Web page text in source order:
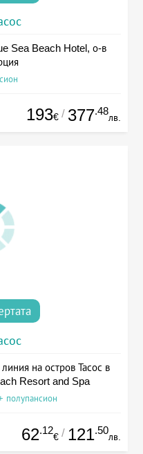
Sea Beach Hotel, о-в
193€ / 377.48
лв.
на остров Тасос в
Resort and Spa
полупансион
62.12
€ / 121.50
лв.